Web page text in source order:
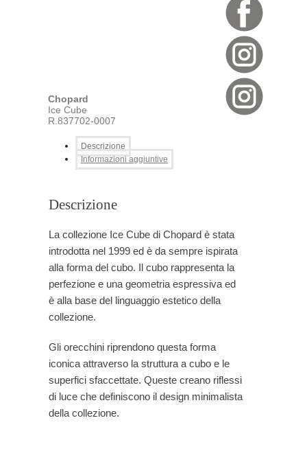
Chopard
Ice Cube
R.837702-0007
Descrizione
Informazioni aggiuntive
Descrizione
La collezione Ice Cube di Chopard è stata
introdotta nel 1999 ed è da sempre ispirata
alla forma del cubo. Il cubo rappresenta la
perfezione e una geometria espressiva ed
è alla base del linguaggio estetico della
collezione.
Gli orecchini riprendono questa forma
iconica attraverso la struttura a cubo e le
superfici sfaccettate. Queste creano riflessi
di luce che definiscono il design minimalista
della collezione.